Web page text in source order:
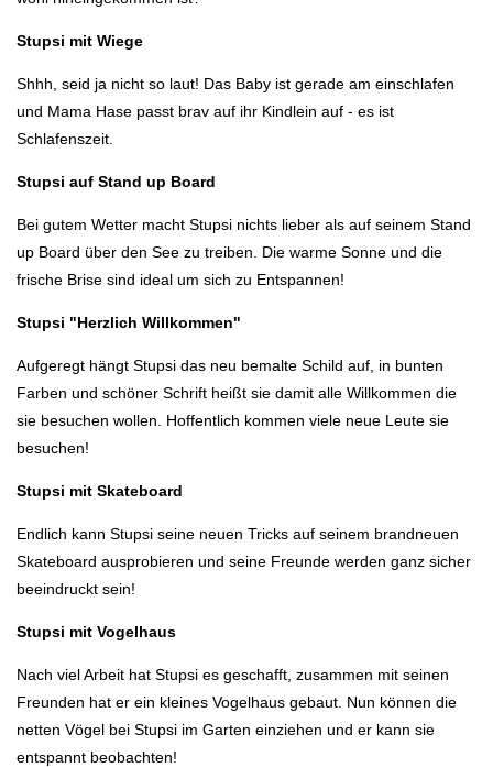
Stupsi mit Wiege
Shhh, seid ja nicht so laut! Das Baby ist gerade am einschlafen
und Mama Hase passt brav auf ihr Kindlein auf - es ist
Schlafenszeit.
Stupsi auf Stand up Board
Bei gutem Wetter macht Stupsi nichts lieber als auf seinem Stand
up Board über den See zu treiben. Die warme Sonne und die
frische Brise sind ideal um sich zu Entspannen!
Stupsi "Herzlich Willkommen"
Aufgeregt hängt Stupsi das neu bemalte Schild auf, in bunten
Farben und schöner Schrift heißt sie damit alle Willkommen die
sie besuchen wollen. Hoffentlich kommen viele neue Leute sie
besuchen!
Stupsi mit Skateboard
Endlich kann Stupsi seine neuen Tricks auf seinem brandneuen
Skateboard ausprobieren und seine Freunde werden ganz sicher
beeindruckt sein!
Stupsi mit Vogelhaus
Nach viel Arbeit hat Stupsi es geschafft, zusammen mit seinen
Freunden hat er ein kleines Vogelhaus gebaut. Nun können die
netten Vögel bei Stupsi im Garten einziehen und er kann sie
entspannt beobachten!